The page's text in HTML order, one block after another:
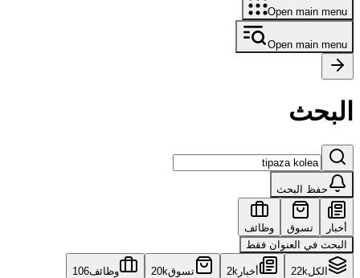
Open main menu
Open main menu
البحث
حفظ البحث
أخبار تسوق
وظائف
البحث في العنوان فقط
الكل22k أخبار 2k تسوق20k وظائف106